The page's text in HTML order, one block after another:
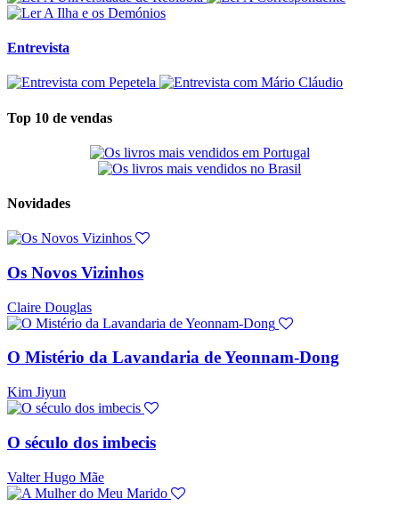
Entrevista
Top 10 de vendas
Novidades
Os Novos Vizinhos
Claire Douglas
O Mistério da Lavandaria de Yeonnam-Dong
Kim Jiyun
O século dos imbecis
Valter Hugo Mãe